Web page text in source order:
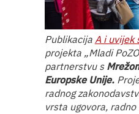
Publikacija A i uvijek
projekta „Mladi
partnerstvu s
Europske Unije.
radnog
vrsta ugovora,